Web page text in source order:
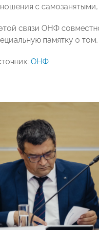
с
связи ОНФ
памятку о
ОНФ